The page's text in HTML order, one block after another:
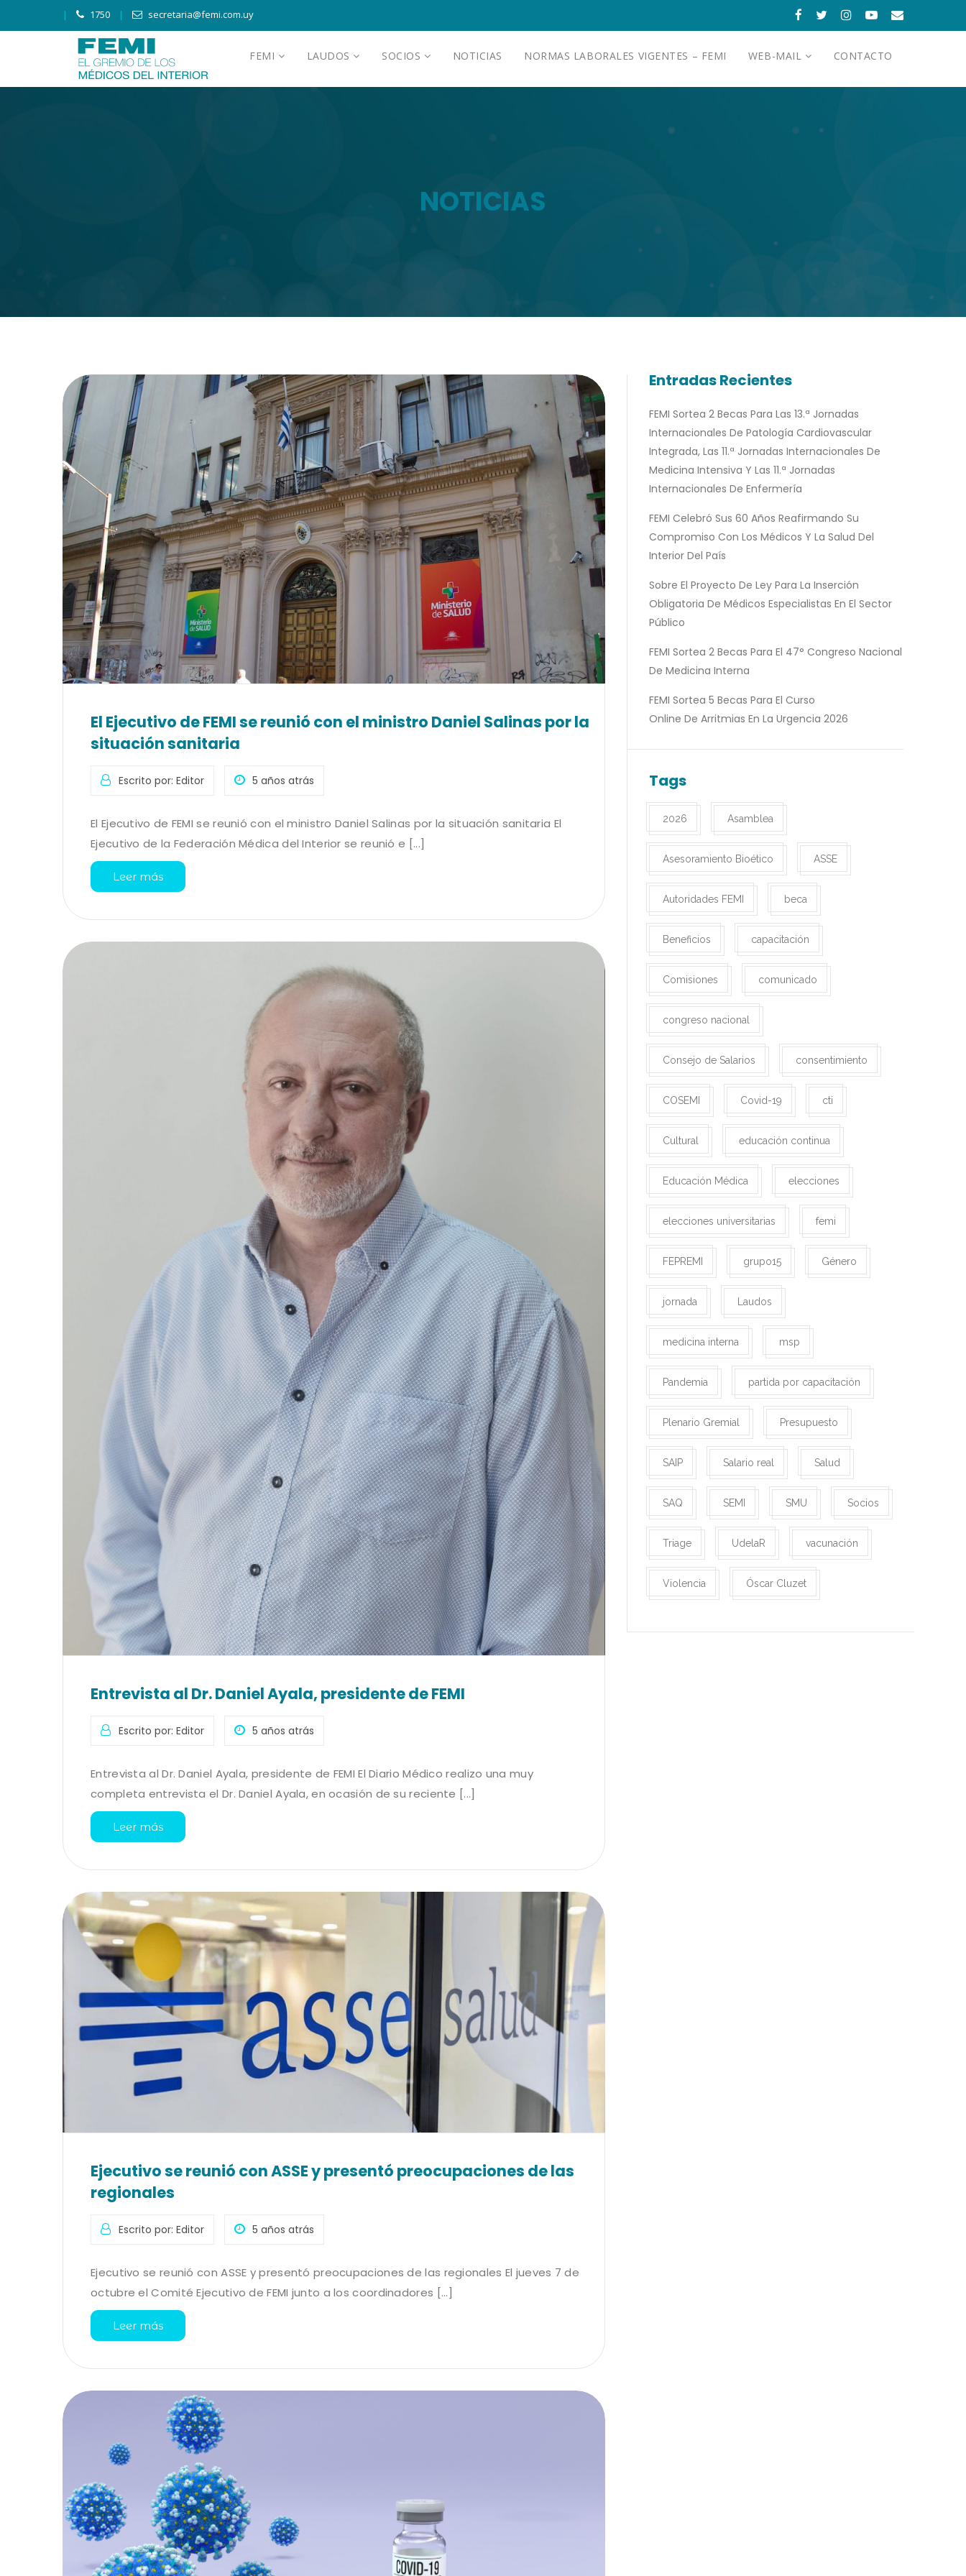
1750 secretaria@femi.com.uy
FEMI LAUDOS SOCIOS NOTICIAS NORMAS LABORALES VIGENTES – FEMI WEB-MAIL CONTACTO
NOTICIAS
El Ejecutivo de FEMI se reunió con el ministro Daniel Salinas por la
situación sanitaria
Escrito por: Editor 5 años atrás
El Ejecutivo de FEMI se reunió con el ministro Daniel Salinas por la situación sanitaria El
Ejecutivo de la Federación Médica del Interior se reunió e [...]
Leer más
Entrevista al Dr. Daniel Ayala, presidente de FEMI
Escrito por: Editor 5 años atrás
Entrevista al Dr. Daniel Ayala, presidente de FEMI El Diario Médico realizo una muy
completa entrevista el Dr. Daniel Ayala, en ocasión de su reciente [...]
Leer más
Ejecutivo se reunió con ASSE y presentó preocupaciones de las
regionales
Escrito por: Editor 5 años atrás
Ejecutivo se reunió con ASSE y presentó preocupaciones de las regionales El jueves 7 de
octubre el Comité Ejecutivo de FEMI junto a los coordinadores [...]
Leer más
Entradas Recientes
FEMI Sortea 2 Becas Para Las 13.ª Jornadas
Internacionales De Patología Cardiovascular
Integrada, Las 11.ª Jornadas Internacionales De
Medicina Intensiva Y Las 11.ª Jornadas
Internacionales De Enfermería
FEMI Celebró Sus 60 Años Reafirmando Su
Compromiso Con Los Médicos Y La Salud Del
Interior Del País
Sobre El Proyecto De Ley Para La Inserción
Obligatoria De Médicos Especialistas En El Sector
Público
FEMI Sortea 2 Becas Para El 47° Congreso Nacional
De Medicina Interna
FEMI Sortea 5 Becas Para El Curso
Online De Arritmias En La Urgencia 2026
Tags
2026 Asamblea
Asesoramiento Bioético ASSE
Autoridades FEMI beca
Beneficios capacitación
Comisiones comunicado
congreso nacional
Consejo de Salarios consentimiento
COSEMI Covid-19 cti
Cultural educación continua
Educación Médica elecciones
elecciones universitarias femi
FEPREMI grupo15 Género
jornada Laudos
medicina interna msp
Pandemia partida por capacitación
Plenario Gremial Presupuesto
SAIP Salario real Salud
SAQ SEMI SMU Socios
Triage UdelaR vacunación
Violencia Óscar Cluzet